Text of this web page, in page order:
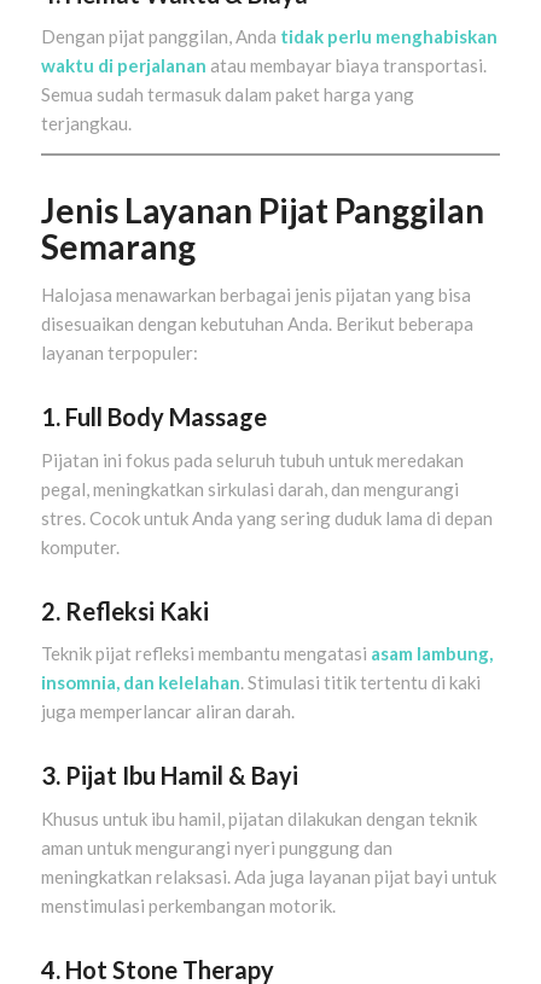
Dengan pijat panggilan, Anda tidak perlu menghabiskan
waktu di perjalanan atau membayar biaya transportasi.
Semua sudah termasuk dalam paket harga yang
terjangkau.
Jenis Layanan Pijat Panggilan
Semarang
Halojasa menawarkan berbagai jenis pijatan yang bisa
disesuaikan dengan kebutuhan Anda. Berikut beberapa
layanan terpopuler:
1. Full Body Massage
Pijatan ini fokus pada seluruh tubuh untuk meredakan
pegal, meningkatkan sirkulasi darah, dan mengurangi
stres. Cocok untuk Anda yang sering duduk lama di depan
komputer.
2. Refleksi Kaki
Teknik pijat refleksi membantu mengatasi asam lambung,
insomnia, dan kelelahan. Stimulasi titik tertentu di kaki
juga memperlancar aliran darah.
3. Pijat Ibu Hamil & Bayi
Khusus untuk ibu hamil, pijatan dilakukan dengan teknik
aman untuk mengurangi nyeri punggung dan
meningkatkan relaksasi. Ada juga layanan pijat bayi untuk
menstimulasi perkembangan motorik.
4. Hot Stone Therapy